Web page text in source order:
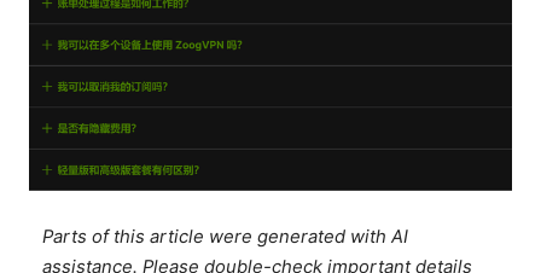
Parts of this article were generated with AI
assistance. Please double-check important details